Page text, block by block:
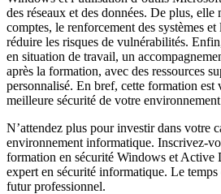
des réseaux et des données. De plus, elle
comptes, le renforcement des systèmes
réduire les risques de vulnérabilités.
en situation de travail, un
après la formation, avec des ressources
personnalisé. En bref, cette formation est
meilleure sécurité de votre
N’attendez plus pour investir dans votre
environnement informatique. Inscrivez-
formation en sécurité Windows et Active
expert en sécurité informatique. Le
futur professionnel.